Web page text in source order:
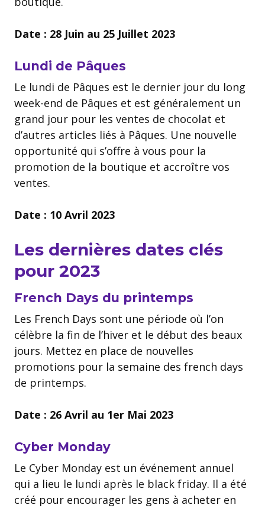
Date : 28 Juin au 25 Juillet 2023
Lundi de Pâques
Le lundi de Pâques est le dernier jour du long
week-end de Pâques et est généralement un
grand jour pour les ventes de chocolat et
d’autres articles liés à Pâques. Une nouvelle
opportunité qui s’offre à vous pour la
promotion de la boutique et accroître vos
ventes.
Date : 10 Avril 2023
Les dernières dates clés
pour 2023
French Days du printemps
Les French Days sont une période où l’on
célèbre la fin de l’hiver et le début des beaux
jours. Mettez en place de nouvelles
promotions pour la semaine des french days
de printemps.
Date : 26 Avril au 1er Mai 2023
Cyber Monday
Le Cyber Monday est un événement annuel
qui a lieu le lundi après le black friday. Il a été
créé pour encourager les gens à acheter en